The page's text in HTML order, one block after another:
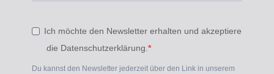
Ich möchte den Newsletter erhalten und akzeptiere
die Datenschutzerklärung.
Du kannst den Newsletter jederzeit über den Link in unserem